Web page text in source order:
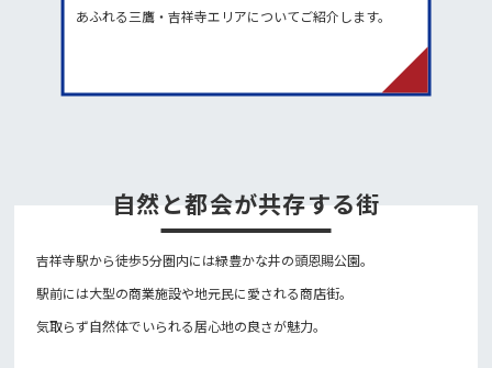
あふれる三鷹・吉祥寺エリアについてご紹介します。
自然と都会が共存する街
吉祥寺駅から徒歩5分圏内には緑豊かな井の頭恩賜公園。
駅前には大型の商業施設や地元民に愛される商店街。
気取らず自然体でいられる居心地の良さが魅力。